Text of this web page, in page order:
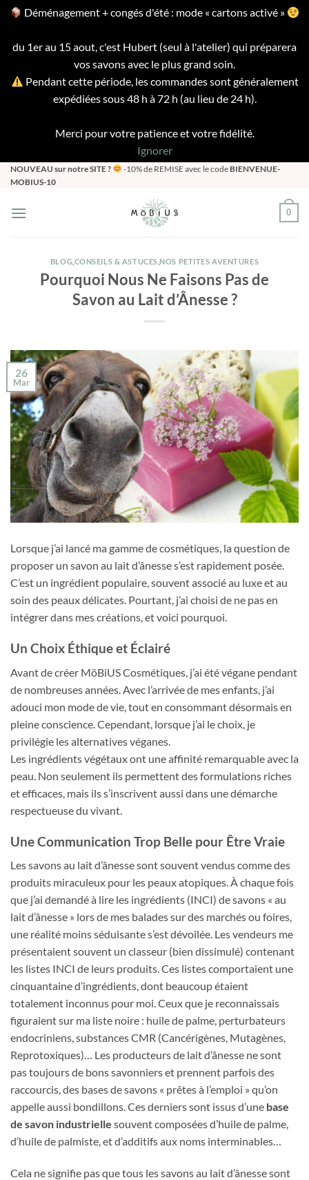
Déménagement + congés d'été : mode « cartons activé »
du 1er au 15 aout, c'est Hubert (seul à l'atelier) qui préparera
vos savons avec le plus grand soin.
Pendant cette période, les commandes sont généralement
expédiées sous 48 h à 72 h (au lieu de 24 h).
Merci pour votre patience et votre fidélité.
Ignorer
Passer
au
NOUVEAU sur notre SITE ? -10% de REMISE avec le code BIENVENUE-
MOBIUS-10
0
BLOG CONSEILS & ASTUCES NOS PETITES AVENTURES
Pourquoi Nous Ne Faisons Pas de
Savon au Lait d’Ânesse ?
26
Mar
Lorsque j’ai lancé ma gamme de cosmétiques, la question de
proposer un savon au lait d’ânesse s’est rapidement posée.
C’est un ingrédient populaire, souvent associé au luxe et au
soin des peaux délicates. Pourtant, j’ai choisi de ne pas en
intégrer dans mes créations, et voici pourquoi.
Un Choix Éthique et Éclairé
Avant de créer MöBiUS Cosmétiques, j’ai été végane pendant
de nombreuses années. Avec l’arrivée de mes enfants, j’ai
adouci mon mode de vie, tout en consommant désormais en
pleine conscience. Cependant, lorsque j’ai le choix, je
privilégie les alternatives véganes.
Les ingrédients végétaux ont une affinité remarquable avec la
peau. Non seulement ils permettent des formulations riches
et efficaces, mais ils s’inscrivent aussi dans une démarche
respectueuse du vivant.
Une Communication Trop Belle pour Être Vraie
Les savons au lait d’ânesse sont souvent vendus comme des
produits miraculeux pour les peaux atopiques. À chaque fois
que j’ai demandé à lire les ingrédients (INCI) de savons « au
lait d’ânesse » lors de mes balades sur des marchés ou foires,
une réalité moins séduisante s’est dévoilée. Les vendeurs me
présentaient souvent un classeur (bien dissimulé) contenant
les listes INCI de leurs produits. Ces listes comportaient une
cinquantaine d’ingrédients, dont beaucoup étaient
totalement inconnus pour moi. Ceux que je reconnaissais
figuraient sur ma liste noire : huile de palme, perturbateurs
endocriniens, substances CMR (Cancérigènes, Mutagènes,
Reprotoxiques)… Les producteurs de lait d’ânesse ne sont
pas toujours de bons savonniers et prennent parfois des
raccourcis, des bases de savons « prêtes à l’emploi » qu’on
appelle aussi bondillons. Ces derniers sont issus d’une base
de savon industrielle souvent composées d’huile de palme,
d’huile de palmiste, et d’additifs aux noms interminables…
Cela ne signifie pas que tous les savons au lait d’ânesse sont